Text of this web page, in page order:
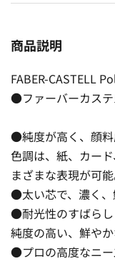
商品説明
FABER-CASTELL
●ファーバーカス
●純度が高く、顔
色調は、紙、カー
まざまな表現が可能
●太い芯で、濃く、
●耐光性のすばらし
純度の高い、鮮や
●プロの高度なニー